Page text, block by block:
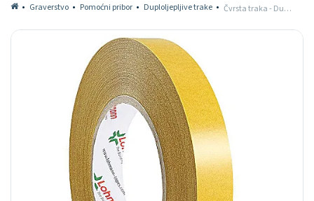
Graverstvo Pomoćni pribor Duploljepljive trake Čvrsta traka - DuploColl 370